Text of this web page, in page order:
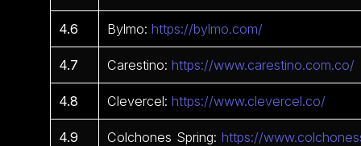
4.6 Bylmo:https://bylmo.com/
4.7 Carestino:https://www.carestino.com.co/
4.8 Clevercel:https://www.clevercel.co/
4.9 Colchones Spring:https://